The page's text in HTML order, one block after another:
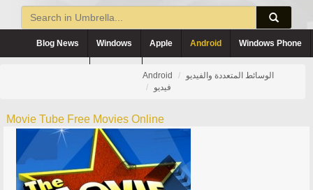
Blog News Windows Apple Android Windows Phone
Android
الوسائط المتعددة والفيديو
فيديو
Movie Tube Free Movies Online